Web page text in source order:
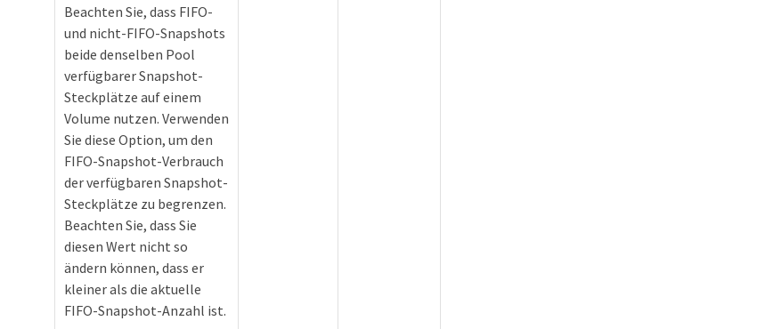
Beachten Sie, dass FIFO-
und nicht-FIFO-Snapshots
beide denselben Pool
verfügbarer Snapshot-
Steckplätze auf einem
Volume nutzen. Verwenden
Sie diese Option, um den
FIFO-Snapshot-Verbrauch
der verfügbaren Snapshot-
Steckplätze zu begrenzen.
Beachten Sie, dass Sie
diesen Wert nicht so
ändern können, dass er
kleiner als die aktuelle
FIFO-Snapshot-Anzahl ist.